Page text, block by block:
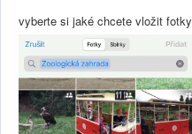
vyberte si jaké chcete vložit fotky